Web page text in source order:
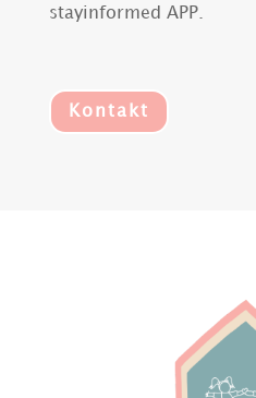
stayinformed APP.
Kontakt